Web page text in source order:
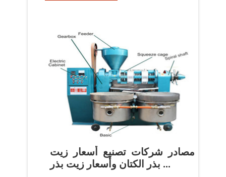
مصادر شركات تصنيع أسعار زيت
بذر الكتان وأسعار زيت بذر ...